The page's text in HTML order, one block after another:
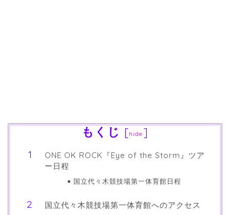
もくじ [hide ]
ONE OK ROCK『Eye of the Storm』ツア
ー日程
国立代々木競技場第一体育館日程
国立代々木競技場第一体育館へのアクセス